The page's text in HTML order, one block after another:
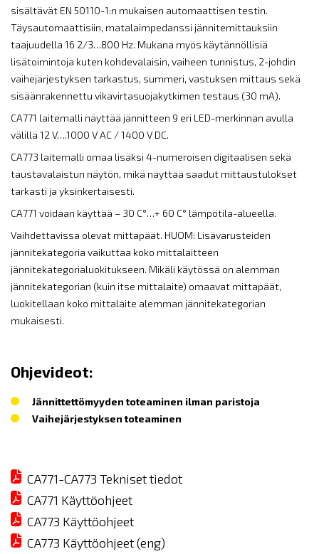
sisältävät EN 50110-1:n mukaisen automaattisen testin.
Täysautomaattisiin, matalaimpedanssi jännitemittauksiin
taajuudella 16 2/3…800 Hz. Mukana myös käytännöllisiä
lisätoimintoja kuten kohdevalaisin, vaiheen tunnistus, 2-johdin
vaihejärjestyksen tarkastus, summeri, vastuksen mittaus sekä
sisäänrakennettu vikavirtasuojakytkimen testaus (30 mA).
CA771 laitemalli näyttää jännitteen 9 eri LED-merkinnän avulla
välillä 12 V….1000 V AC / 1400 V DC.
CA773 laitemalli omaa lisäksi 4-numeroisen digitaalisen sekä
taustavalaistun näytön, mikä näyttää saadut mittaustulokset
tarkasti ja yksinkertaisesti.
CA771 voidaan käyttää – 30 C°…+ 60 C° lämpötila-alueella.
Vaihdettavissa olevat mittapäät. HUOM: Lisävarusteiden
jännitekategoria vaikuttaa koko mittalaitteen
jännitekategorialuokitukseen. Mikäli käytössä on alemman
jännitekategorian (kuin itse mittalaite) omaavat mittapäät,
luokitellaan koko mittalaite alemman jännitekategorian
mukaisesti.
Ohjevideot:
Jännittettömyyden toteaminen ilman paristoja
Vaihejärjestyksen toteaminen
CA771-CA773 Tekniset tiedot
CA771 Käyttöohjeet
CA773 Käyttöohjeet
CA773 Käyttöohjeet (eng)